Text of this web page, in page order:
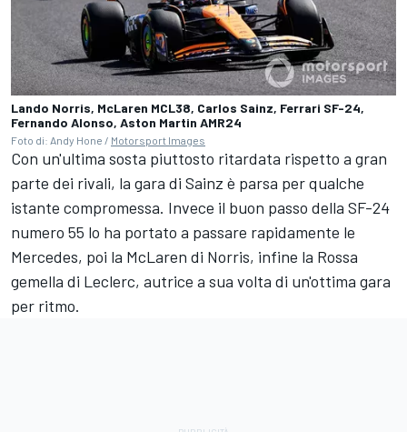
Lando Norris, McLaren MCL38, Carlos Sainz, Ferrari SF-24,
Fernando Alonso, Aston Martin AMR24
Foto di: Andy Hone / Motorsport Images
Con un'ultima sosta piuttosto ritardata rispetto a gran
parte dei rivali, la gara di Sainz è parsa per qualche
istante compromessa. Invece il buon passo della SF-24
numero 55 lo ha portato a passare rapidamente le
Mercedes, poi la McLaren di Norris, infine la Rossa
gemella di Leclerc, autrice a sua volta di un'ottima gara
per ritmo.